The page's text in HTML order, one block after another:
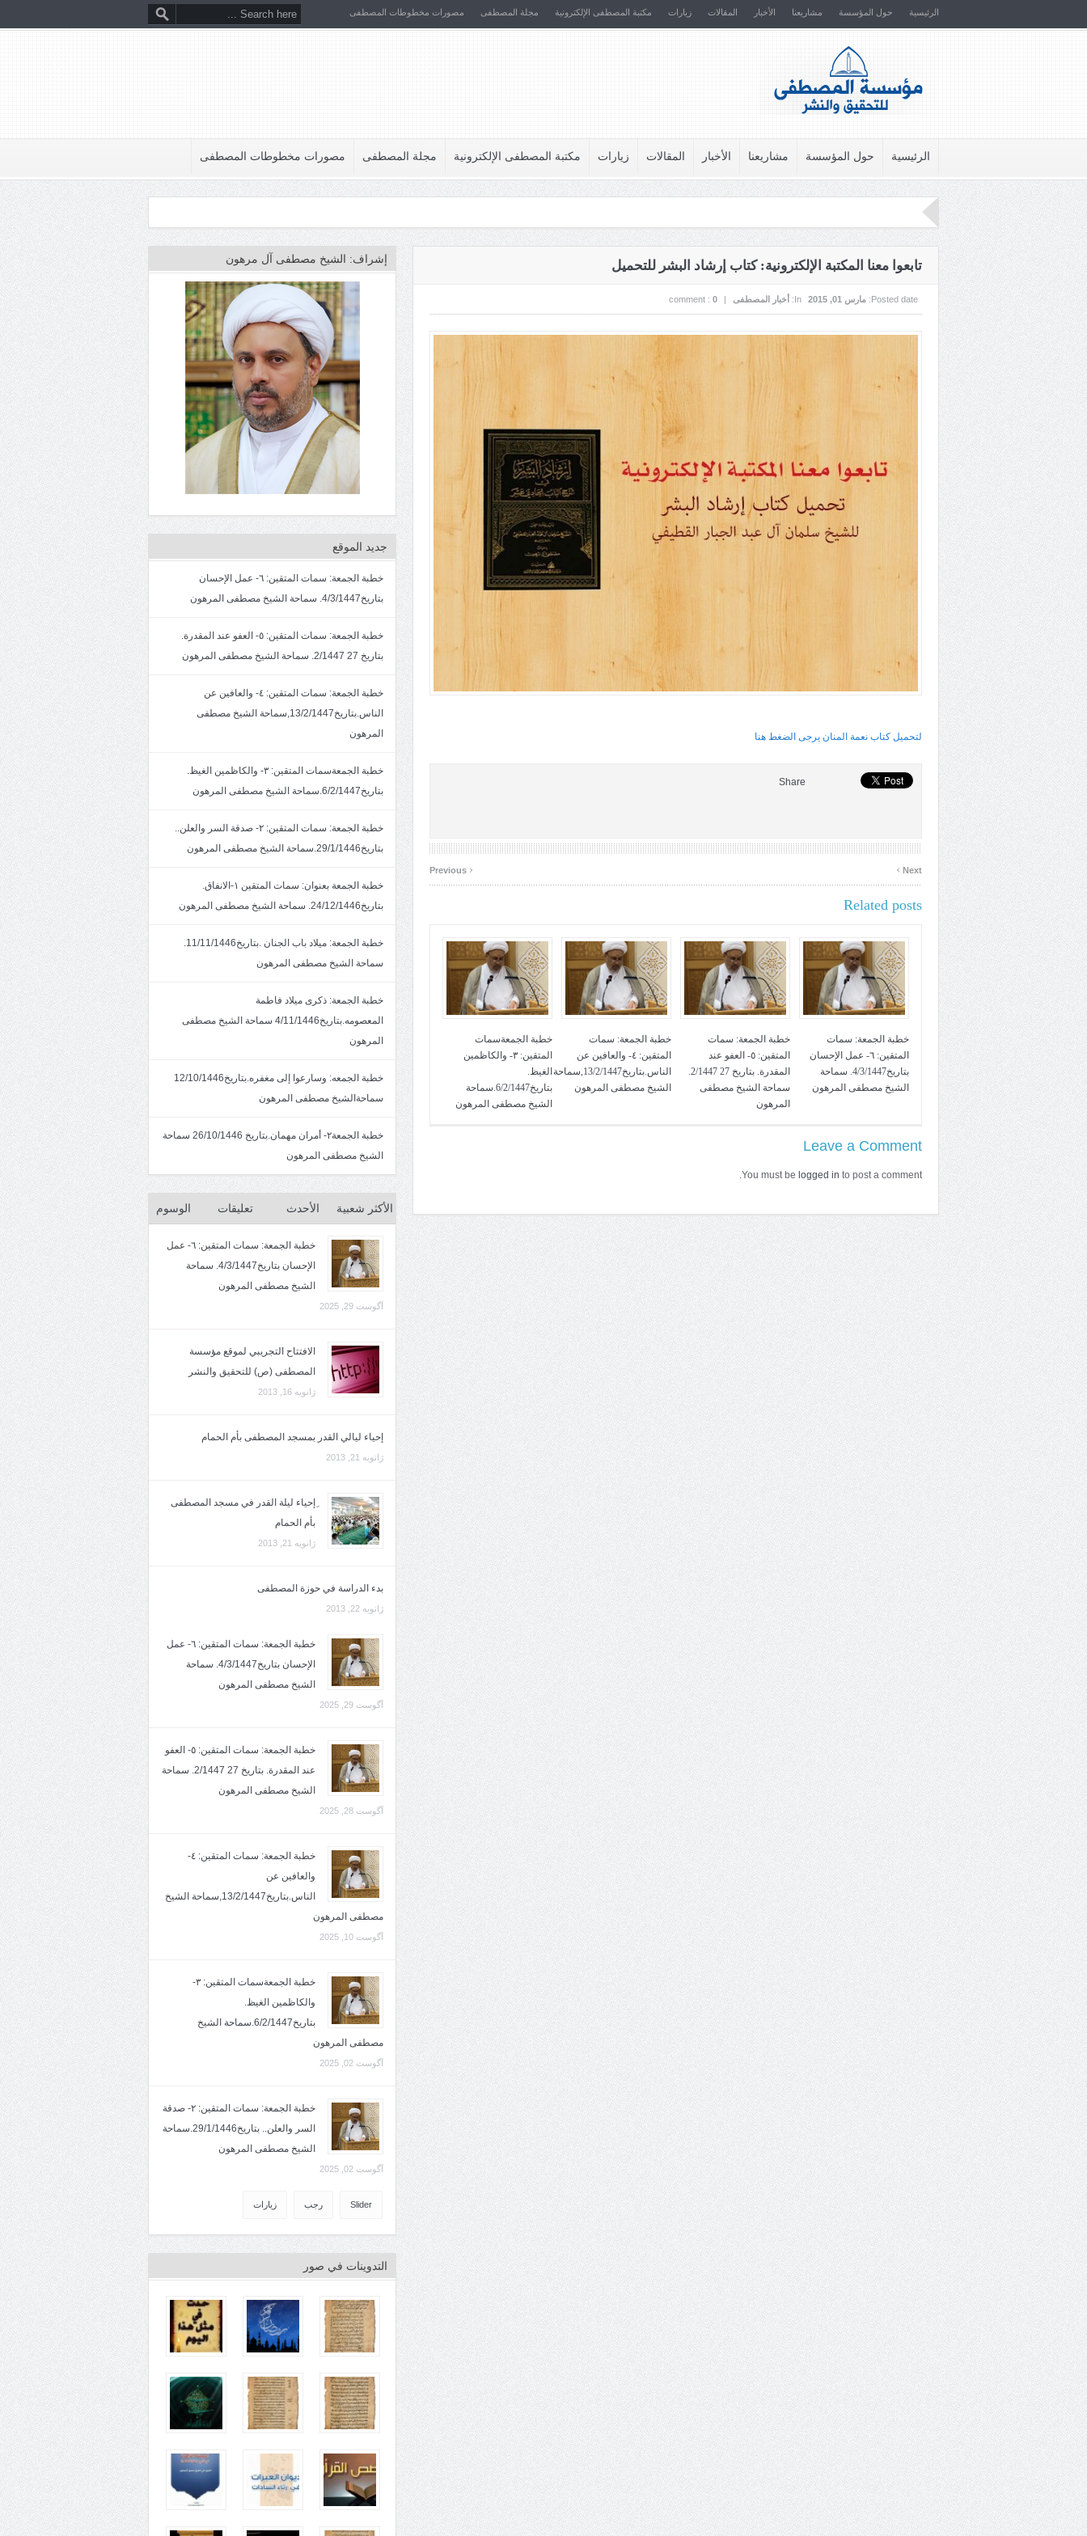
الرئيسية حول المؤسسة مشاريعنا الأخبار المقالات زيارات مكتبة المصطفى الإلكترونية مجلة المصطفى مصورات مخطوطات المصطفى
الرئيسية حول المؤسسة مشاريعنا الأخبار المقالات زيارات مكتبة المصطفى الإلكترونية مجلة المصطفى مصورات مخطوطات المصطفى
تابعوا معنا المكتبة الإلكترونية: كتاب إرشاد البشر للتحميل
Posted date: مارس 01, 2015 In: أخبار المصطفى |
comment : 0
لتحميل كتاب نعمة المنان يرجى الضغط هنا
Share
‹ Next
›
Related posts
خطبة الجمعة: سمات
المتقين: ٦- عمل الإحسان
بتاريخ4/3/1447. سماحة
الشيخ مصطفى المرهون
خطبة الجمعة: سمات
المتقين: ٥- العفو عند
المقدرة. بتاريخ 27 2/1447.
سماحة الشيخ مصطفى
المرهون
خطبة الجمعة: سمات
المتقين: ٤- والعافين عن
الناس.بتاريخ13/2/1447,سماحة
الشيخ مصطفى المرهون
خطبة الجمعةسمات
المتقين: ٣- والكاظمين
الغيظ.
بتاريخ6/2/1447.سماحة
الشيخ مصطفى المرهون
Leave a Comment
You must be logged in to post a comment.
إشراف: الشيخ مصطفى آل مرهون
جديد الموقع
خطبة الجمعة: سمات المتقين: ٦- عمل الإحسان
بتاريخ4/3/1447. سماحة الشيخ مصطفى المرهون
خطبة الجمعة: سمات المتقين: ٥- العفو عند المقدرة.
بتاريخ 27 2/1447. سماحة الشيخ مصطفى المرهون
خطبة الجمعة: سمات المتقين: ٤- والعافين عن
الناس.بتاريخ13/2/1447,سماحة الشيخ مصطفى
المرهون
خطبة الجمعةسمات المتقين: ٣- والكاظمين الغيظ.
بتاريخ6/2/1447.سماحة الشيخ مصطفى المرهون
خطبة الجمعة: سمات المتقين: ٢- صدقة السر والعلن..
بتاريخ29/1/1446.سماحة الشيخ مصطفى المرهون
خطبة الجمعة بعنوان: سمات المتقين ١-الانفاق.
بتاريخ24/12/1446. سماحة الشيخ مصطفى المرهون
خطبة الجمعة: ميلاد باب الجنان .بتاريخ11/11/1446.
سماحة الشيخ مصطفى المرهون
خطبة الجمعة: ذكرى ميلاد فاطمة
المعصومه.بتاريخ4/11/1446 سماحة الشيخ مصطفى
المرهون
خطبة الجمعه: وسارعوا إلى مغفره.بتاريخ12/10/1446
سماحةالشيخ مصطفى المرهون
خطبة الجمعة٢- أمران مهمان.بتاريخ 26/10/1446 سماحة
الشيخ مصطفى المرهون
الأكثر شعبية الأحدث تعليقات الوسوم
خطبة الجمعة: سمات المتقين: ٦- عمل
الإحسان بتاريخ4/3/1447. سماحة
الشيخ مصطفى المرهون
آگوست 29, 2025
الافتتاح التجريبي لموقع مؤسسة
المصطفى (ص) للتحقيق والنشر
ژانویه 16, 2013
إحياء ليالي القدر بمسجد المصطفى بأم الحمام
ژانویه 21, 2013
ِإحياء ليلة القدر في مسجد المصطفى
بأم الحمام
ژانویه 21, 2013
بدء الدراسة في حوزة المصطفى
ژانویه 22, 2013
خطبة الجمعة: سمات المتقين: ٦- عمل
الإحسان بتاريخ4/3/1447. سماحة
الشيخ مصطفى المرهون
آگوست 29, 2025
خطبة الجمعة: سمات المتقين: ٥- العفو
عند المقدرة. بتاريخ 27 2/1447. سماحة
الشيخ مصطفى المرهون
آگوست 28, 2025
خطبة الجمعة: سمات المتقين: ٤-
والعافين عن
الناس.بتاريخ13/2/1447,سماحة الشيخ
مصطفى المرهون
آگوست 10, 2025
خطبة الجمعةسمات المتقين: ٣-
والكاظمين الغيظ.
بتاريخ6/2/1447.سماحة الشيخ
مصطفى المرهون
آگوست 02, 2025
خطبة الجمعة: سمات المتقين: ٢- صدقة
السر والعلن.. بتاريخ29/1/1446.سماحة
الشيخ مصطفى المرهون
آگوست 02, 2025
Slider رجب زيارات
التدوينات في صور